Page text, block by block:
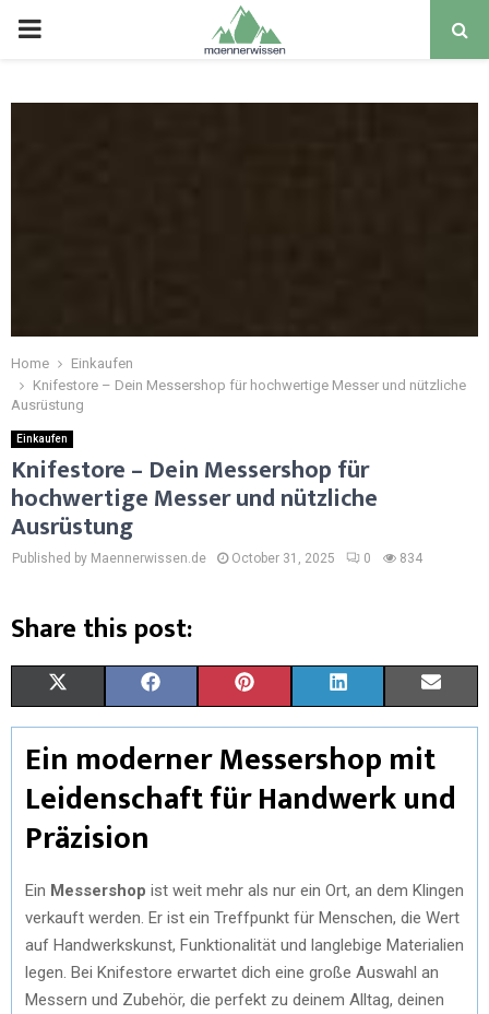
PRIMARY
Home
Einkaufen
Knifestore – Dein Messershop für hochwertige Messer und nützliche
Ausrüstung
Einkaufen
Knifestore – Dein Messershop für
hochwertige Messer und nützliche
Ausrüstung
Published by Maennerwissen.de October 31, 2025 0 834
Share this post:
H
A
R
E
N
(
T
W
I
T
R
H
A
R
N
A
C
E
O
H
A
R
N
I
N
T
E
T
H
A
R
N
I
N
K
I
H
R
N
M
I
Ein moderner Messershop mit
Leidenschaft für Handwerk und
Präzision
Ein Messershop ist weit mehr als nur ein Ort, an dem Klingen
verkauft werden. Er ist ein Treffpunkt für Menschen, die Wert
auf Handwerkskunst, Funktionalität und langlebige Materialien
legen. Bei Knifestore erwartet dich eine große Auswahl an
Messern und Zubehör, die perfekt zu deinem Alltag, deinen